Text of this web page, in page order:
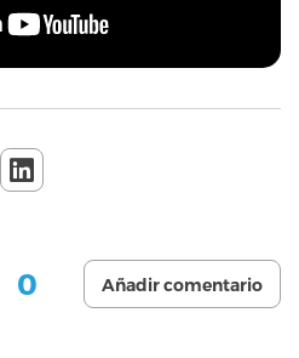
0 Añadir comentario